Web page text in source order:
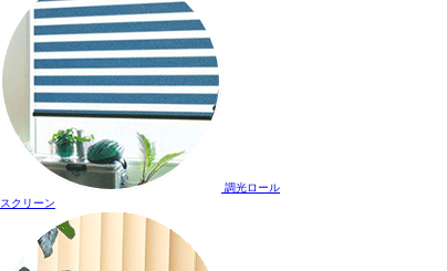
調光ロール
スクリーン